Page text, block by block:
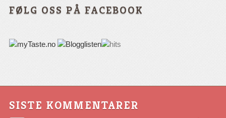
FØLG OSS PÅ FACEBOOK
SISTE KOMMENTARER